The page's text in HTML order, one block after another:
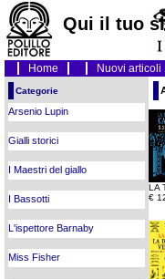
Qui il tuo
Home Nuovi articoli
Categorie
Arsenio Lupin
Gialli storici
I Maestri del giallo
I Bassotti
L'ispettore Barnaby
Miss Fisher
LA
€